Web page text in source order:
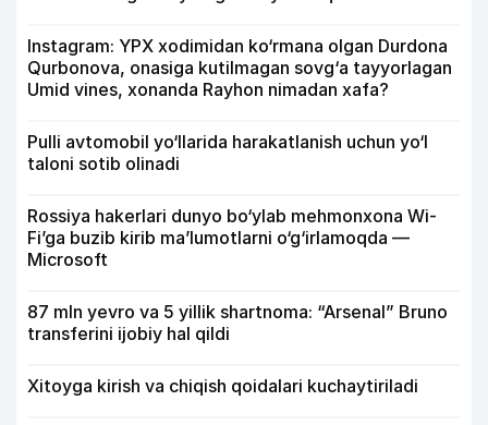
Instagram: YPX xodimidan ko‘rmana olgan Durdona
Qurbonova, onasiga kutilmagan sovg‘a tayyorlagan
Umid vines, xonanda Rayhon nimadan xafa?
Pulli avtomobil yo‘llarida harakatlanish uchun yo‘l
taloni sotib olinadi
Rossiya hakerlari dunyo bo‘ylab mehmonxona Wi-
Fi’ga buzib kirib ma’lumotlarni o‘g‘irlamoqda —
Microsoft
87 mln yevro va 5 yillik shartnoma: “Arsenal” Bruno
transferini ijobiy hal qildi
Xitoyga kirish va chiqish qoidalari kuchaytiriladi